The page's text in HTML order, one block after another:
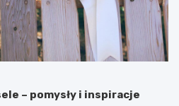
– pomysły i inspiracje